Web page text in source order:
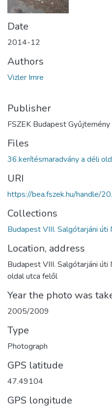
Date
2014-12
Authors
Vizler Imre
Publisher
FSZEK Budapest Gyűjtemény
Files
36.kerítésmaradvány a déli
URI
https://bea.fszek.hu/handle/
Collections
Budapest VIII. Salgótarjáni
Location, address
Budapest VIII. Salgótarjáni
oldal utca felől
Year the photo was
2005/2009
Type
Photograph
GPS latitude
47.49104
GPS longitude